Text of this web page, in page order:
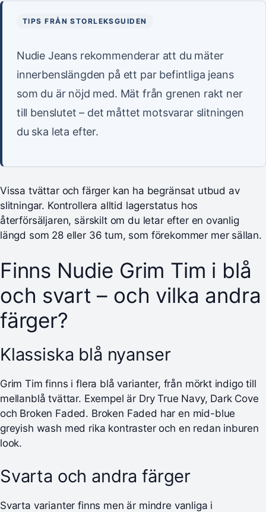
TIPS FRÅN STORLEKSGUIDEN
Nudie Jeans rekommenderar att du mäter
innerbenslängden på ett par befintliga jeans
som du är nöjd med. Mät från grenen rakt ner
till benslutet – det måttet motsvarar slitningen
du ska leta efter.
Vissa tvättar och färger kan ha begränsat utbud av
slitningar. Kontrollera alltid lagerstatus hos
återförsäljaren, särskilt om du letar efter en ovanlig
längd som 28 eller 36 tum, som förekommer mer sällan.
Finns Nudie Grim Tim i blå
och svart – och vilka andra
färger?
Klassiska blå nyanser
Grim Tim finns i flera blå varianter, från mörkt indigo till
mellanblå tvättar. Exempel är Dry True Navy, Dark Cove
och Broken Faded. Broken Faded har en mid-blue
greyish wash med rika kontraster och en redan inburen
look.
Svarta och andra färger
Svarta varianter finns men är mindre vanliga i